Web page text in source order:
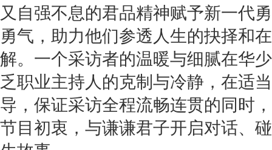
又自强不息的君品精神赋予新一代
勇气，助力他们参透人生的抉择和
解。一个采访者的温暖与细腻在华
乏职业主持人的克制与冷静，在适
导，保证采访全程流畅连贯的同时
节目初衷，与谦谦君子开启对话、